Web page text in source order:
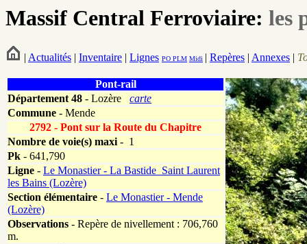
Massif Central Ferroviaire: les
| Actualités | Inventaire | Lignes PO PLM Midi | Repères | Annexes |
Pont-rail
Département48 - Lozère carte
Commune - Mende
2792 - Pont sur la Route du Chapitre
Nombre de voie(s) maxi- 1
Pk - 641,790
Ligne - Le Monastier - La Bastide_Saint Laurent
les Bains (Lozère)
Section élémentaire - Le Monastier - Mende
(Lozère)
Observations - Repère de nivellement : 706,760
m.